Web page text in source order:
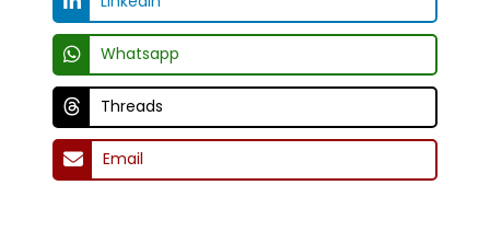
Whatsapp
Threads
Email